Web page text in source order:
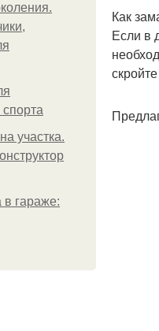
участка.
в гараже:
Как
Если в